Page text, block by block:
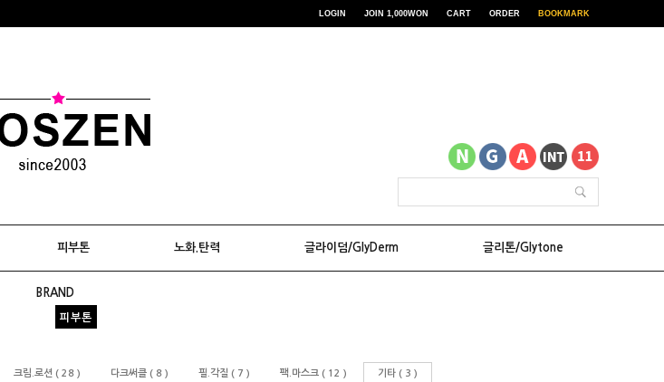
LOGIN JOIN 1,000WON CART ORDER BOOKMARK
피부톤 노화.탄력 글라이덤/GlyDerm 글리톤/Glytone
BRAND
피부톤
크림.로션 ( 28 ) 다크써클 ( 8 ) 필.각질 ( 7 ) 팩.마스크 ( 12 ) 기타 ( 3 )